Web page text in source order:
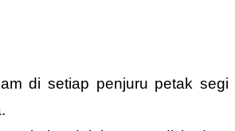
di setiap penjuru petak segi